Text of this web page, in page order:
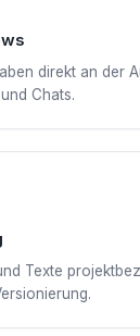
direkt an der
Chats.
Texte